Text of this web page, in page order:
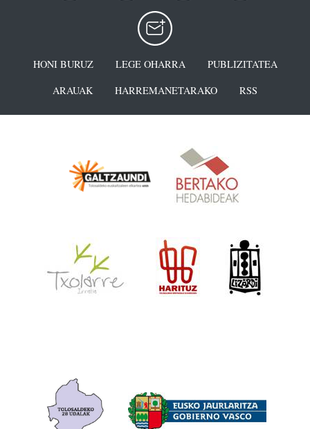
HONI BURUZ LEGE OHARRA
PUBLIZITATEA
ARAUAK
HARREMANETARAKO RSS